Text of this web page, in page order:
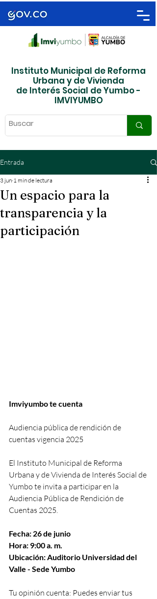
Instituto Municipal de Reforma
Urbana y de Vivienda
de Interés Social de Yumbo -
IMVIYUMBO
Entrada
Un espacio para la
transparencia y la
participación
3 jun 1 min de lectura
Imviyumbo te cuenta
Audiencia pública de rendición de
cuentas vigencia 2025
El Instituto Municipal de Reforma
Urbana y de Vivienda de Interés Social de
Yumbo te invita a participar en la
Audiencia Pública de Rendición de
Cuentas 2025.
Fecha: 26 de junio
Hora: 9:00 a. m.
Ubicación: Auditorio Universidad del
Valle - Sede Yumbo
Tu opinión cuenta: Puedes enviar tus